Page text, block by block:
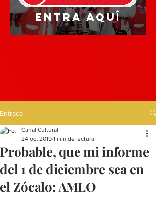
Entra aquí
Entrada
Probable, que mi informe
del 1 de diciembre sea en
el Zócalo: AMLO
Canal Cultural
24 oct 2019 1 min de lectura